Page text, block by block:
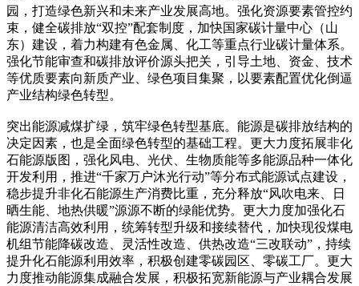
园，打造绿色新兴和未来产业发展高地。强化资源要素管控约
束，健全碳排放“双控”配套制度，加快国家碳计量中心（山
东）建设，着力构建有色金属、化工等重点行业碳计量体系。
强化节能审查和碳排放评价源头把关，引导土地、资金、技术
等优质要素向新质产业、绿色项目集聚，以要素配置优化倒逼
产业结构绿色转型。
突出能源减煤扩绿，筑牢绿色转型基底。能源是碳排放结构的
决定因素，也是全面绿色转型的基础工程。更大力度拓展非化
石能源版图，强化风电、光伏、生物质能等多能源品种一体化
开发利用，推进“千家万户沐光行动”等分布式能源试点建设，
稳步提升非化石能源生产消费比重，充分释放“风吹电来、日
晒生能、地热供暖”源源不断的绿能优势。更大力度加强化石
能源清洁高效利用，统筹转型升级和接续替代，加快现役煤电
机组节能降碳改造、灵活性改造、供热改造“三改联动”，持续
提升化石能源利用效率，积极创建零碳园区、零碳工厂。更大
力度推动能源集成融合发展，积极拓宽新能源与产业耦合发展